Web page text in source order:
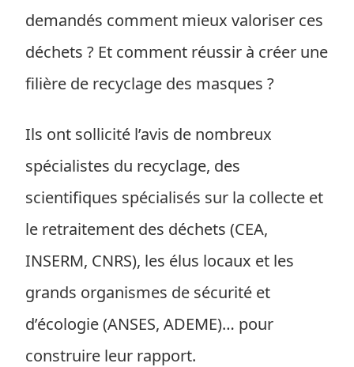
demandés comment mieux valoriser ces
déchets ? Et comment réussir à créer une
filière de recyclage des masques ?
Ils ont sollicité l’avis de nombreux
spécialistes du recyclage, des
scientifiques spécialisés sur la collecte et
le retraitement des déchets (CEA,
INSERM, CNRS), les élus locaux et les
grands organismes de sécurité et
d’écologie (ANSES, ADEME)… pour
construire leur rapport.